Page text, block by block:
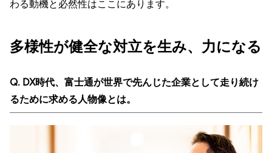
わる動機と必然性はここにあります。
多様性が健全な対立を生み、力になる
Q. DX時代、富士通が世界で先んじた企業として走り続け
るために求める人物像とは。